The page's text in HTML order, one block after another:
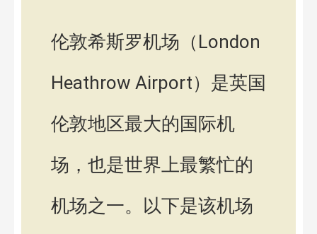
伦敦希斯罗机场（London
Heathrow Airport）是英国
伦敦地区最大的国际机
场，也是世界上最繁忙的
机场之一。以下是该机场